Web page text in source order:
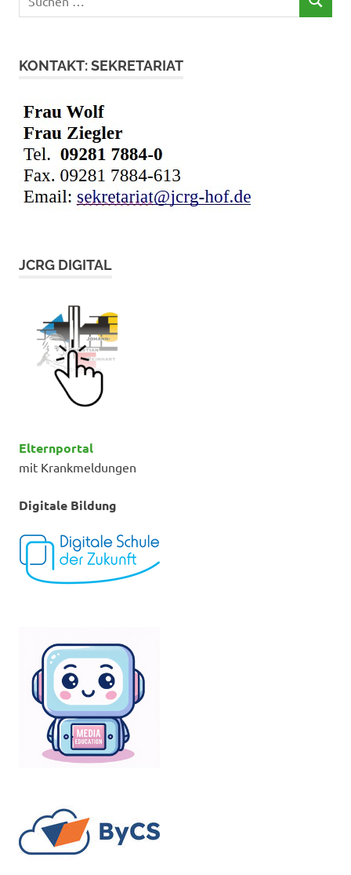
nach:
SUCHEN
KONTAKT: SEKRETARIAT
JCRG DIGITAL
Elternportal
mit Krankmeldungen
Digitale Bildung